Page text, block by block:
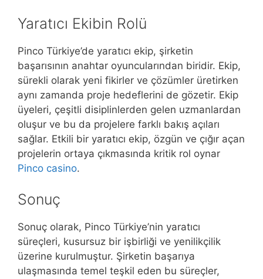
Yaratıcı Ekibin Rolü
Pinco Türkiye’de yaratıcı ekip, şirketin
başarısının anahtar oyuncularından biridir. Ekip,
sürekli olarak yeni fikirler ve çözümler üretirken
aynı zamanda proje hedeflerini de gözetir. Ekip
üyeleri, çeşitli disiplinlerden gelen uzmanlardan
oluşur ve bu da projelere farklı bakış açıları
sağlar. Etkili bir yaratıcı ekip, özgün ve çığır açan
projelerin ortaya çıkmasında kritik rol oynar
Pinco casino.
Sonuç
Sonuç olarak, Pinco Türkiye’nin yaratıcı
süreçleri, kusursuz bir işbirliği ve yenilikçilik
üzerine kurulmuştur. Şirketin başarıya
ulaşmasında temel teşkil eden bu süreçler,